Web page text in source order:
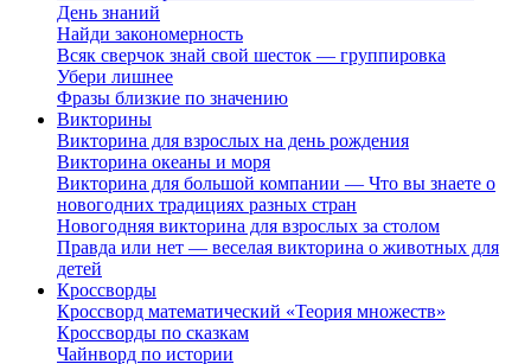
День знаний
Найди закономерность
Всяк сверчок знай свой шесток — группировка
Убери лишнее
Фразы близкие по значению
Викторины
Викторина для взрослых на день рождения
Викторина океаны и моря
Викторина для большой компании — Что вы знаете о
новогодних традициях разных стран
Новогодняя викторина для взрослых за столом
Правда или нет — веселая викторина о животных для
детей
Кроссворды
Кроссворд математический «Теория множеств»
Кроссворды по сказкам
Чайнворд по истории